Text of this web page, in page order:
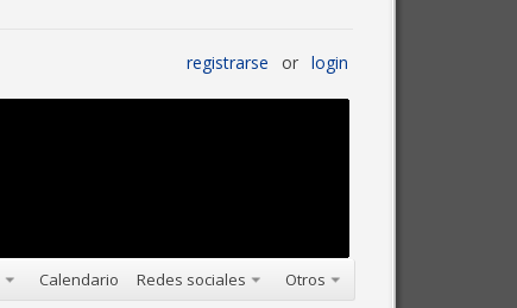
registrarse or login
Calendario Redes sociales Otros